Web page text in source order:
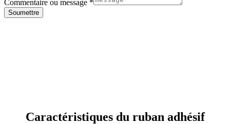
Commentaire ou message *
Soumettre
Caractéristiques du ruban adhésif